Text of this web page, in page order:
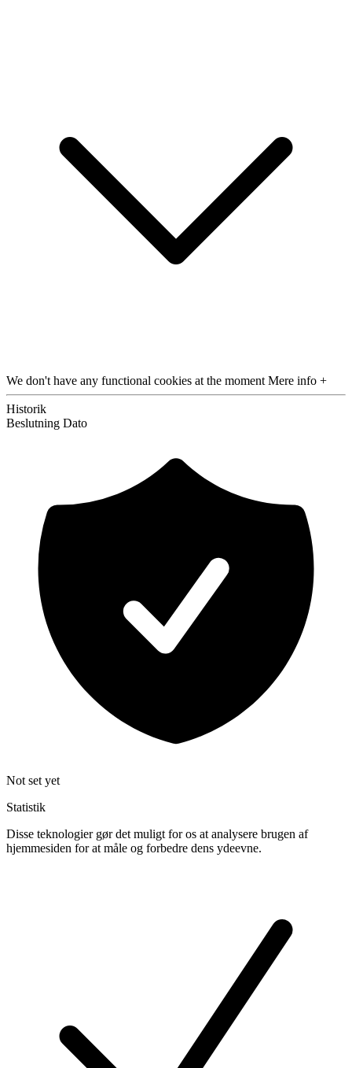
We don't have any functional cookies at the moment Mere info +
Historik
Beslutning Dato
Not set yet
Statistik
Disse teknologier gør det muligt for os at analysere brugen af
hjemmesiden for at måle og forbedre dens ydeevne.